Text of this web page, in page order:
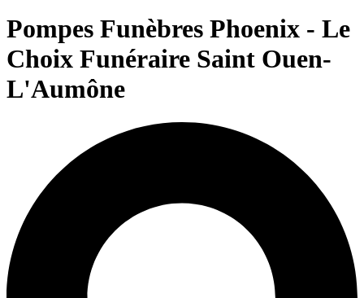
Pompes Funèbres Phoenix - Le
Choix Funéraire Saint Ouen-
L'Aumône